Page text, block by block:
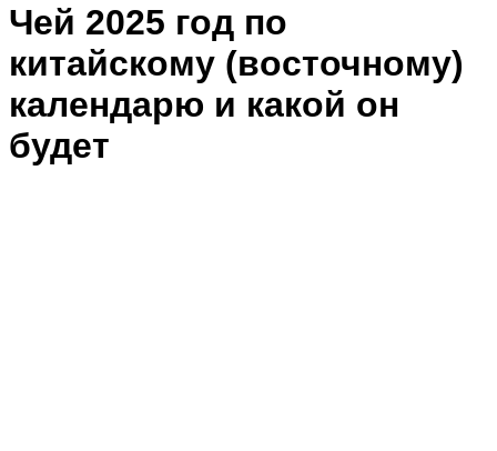
Чей 2025 год по
китайскому (восточному)
календарю и какой он
будет